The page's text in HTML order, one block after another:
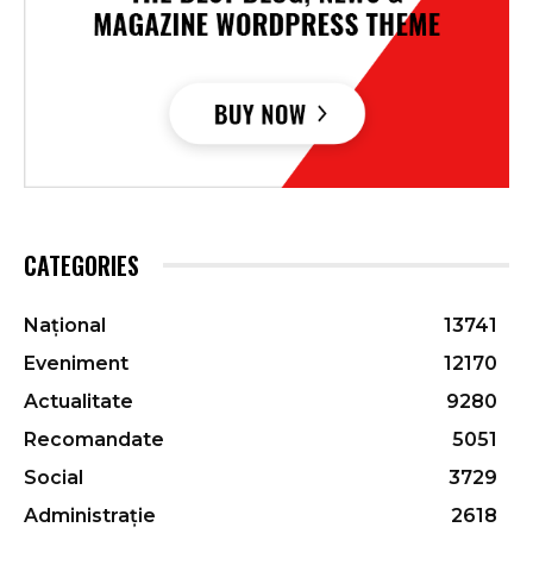
CATEGORIES
Național
13741
Eveniment
12170
Actualitate
9280
Recomandate
5051
Social
3729
Administrație
2618